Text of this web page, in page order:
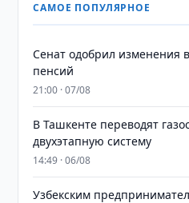
САМОЕ ПОПУЛЯРНОЕ
Сенат одобрил изменения
пенсий
21:00 · 07/08
В Ташкенте переводят
двухэтапную систему
14:49 · 06/08
Узбекским